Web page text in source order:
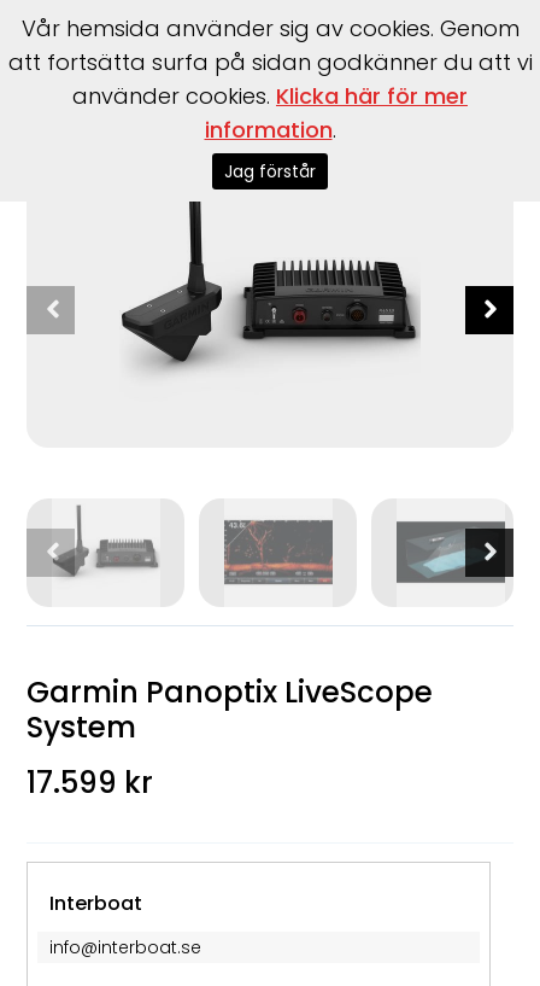
Garmin Panoptix LiveScope System
Garmin Panoptix LiveScope
System
17.599 kr
Interboat
info@interboat.se
Vår hemsida använder sig av cookies. Genom
att fortsätta surfa på sidan godkänner du att vi
använder cookies. Klicka här för mer
information.
Jag förstår